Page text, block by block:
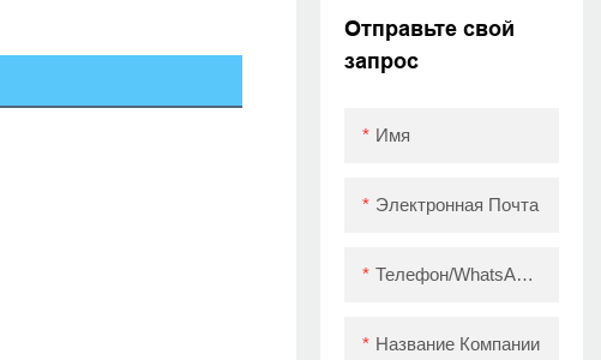
бесплатной
программным
рулон
Отправьте свой
запрос
Имя
Электронная Почта
Телефон/WhatsApp/Skype
Название Компании